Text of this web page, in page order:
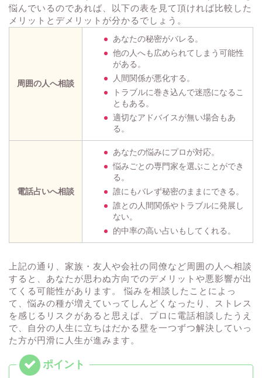
悩んでいるのであれば、以下の表を見て頂ければ比較した
メリットとデメリットが分かるでしょう。
周囲の人へ相談
あなたの秘密がバレる。
他の人へも広められてしまう可能性
がある。
人間関係が悪化する。
トラブルに巻き込んで迷惑になるこ
ともある。
適切なアドバイスが無い場合もあ
る。
電話占いへ相談
あなたの悩みにプロが対応。
悩みごとの専門家を選ぶことができ
る。
誰にもバレず秘密のままにできる。
誰との人間関係やトラブルに発展し
ない。
的中率の高い占いもしてくれる。
上記の通り、家族・友人や会社の同僚など周囲の人へ相談
すると、あなたが思わぬ方向でのデメリットや悪影響が出
てくる可能性があります。 悩みを相談したことによっ
て、悩みの種が増えていってしんどくなったり、ストレス
を感じるリスクがあると思えば、プロに電話相談したうえ
で、自分の人生に立ちはだかる壁を一つずつ解決していっ
た方が円滑に人生が進みます。